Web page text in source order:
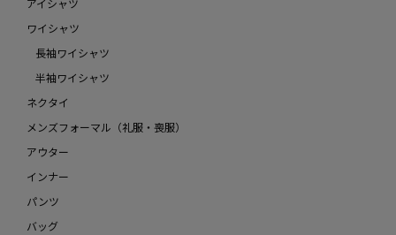
アイシャツ
ワイシャツ
長袖ワイシャツ
半袖ワイシャツ
ネクタイ
メンズフォーマル（礼服・喪服）
アウター
インナー
パンツ
バッグ